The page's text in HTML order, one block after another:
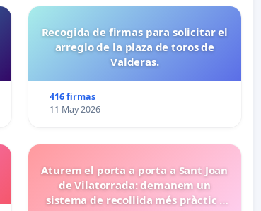
Recogida de firmas para solicitar el
arreglo de la plaza de toros de
Valderas.
416 firmas
11 May 2026
Aturem el porta a porta a Sant Joan
de Vilatorrada: demanem un
sistema de recollida més pràctic i